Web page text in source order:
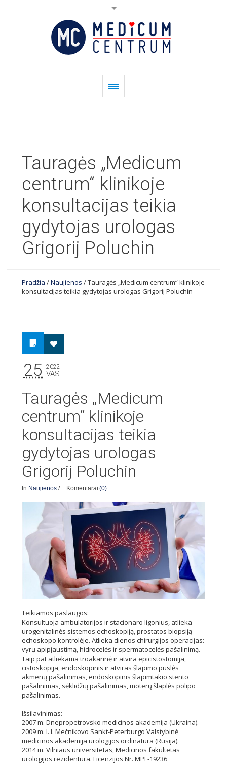
Tauragės „Medicum
centrum“ klinikoje
konsultacijas teikia
gydytojas urologas
Grigorij Poluchin
Pradžia /Naujienos /Tauragės „Medicum centrum“ klinikoje
konsultacijas teikia gydytojas urologas Grigorij Poluchin
25 2022
VAS
Tauragės „Medicum
centrum“ klinikoje
konsultacijas teikia
gydytojas urologas
Grigorij Poluchin
In Naujienos / Komentarai (0)
Teikiamos paslaugos:
Konsultuoja ambulatorijos ir stacionaro ligonius, atlieka
urogenitalinės sistemos echoskopiją, prostatos biopsiją
echoskopo kontrolėje. Atlieka dienos chirurgijos operacijas:
vyrų apipjaustimą, hidrocelės ir spermatocelės pašalinimą.
Taip pat atliekama troakarinė ir atvira epicistostomija,
cistoskopija, endoskopinis ir atviras šlapimo pūslės
akmenų pašalinimas, endoskopinis šlapimtakio stento
pašalinimas, sėklidžių pašalinimas, moterų šlaplės polipo
pašalinimas.
Išsilavinimas:
2007 m. Dnepropetrovsko medicinos akademija (Ukraina).
2009 m. I. I. Mečnikovo Sankt-Peterburgo Valstybinė
medicinos akademija urologijos ordinatūra (Rusija).
2014 m. Vilniaus universitetas, Medicinos fakultetas
urologijos rezidentūra. Licenzijos Nr. MPL-19236